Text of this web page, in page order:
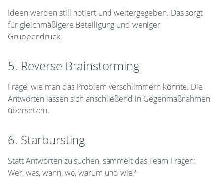
Ideen werden still notiert und weitergegeben. Das sorgt
für gleichmäßigere Beteiligung und weniger
Gruppendruck.
5. Reverse Brainstorming
Frage, wie man das Problem verschlimmern könnte. Die
Antworten lassen sich anschließend in Gegenmaßnahmen
übersetzen.
6. Starbursting
Statt Antworten zu suchen, sammelt das Team Fragen:
Wer, was, wann, wo, warum und wie?